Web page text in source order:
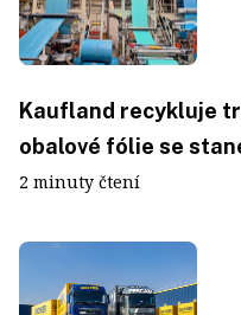
Kaufland recykluje
obalové fólie se
2 minuty čtení